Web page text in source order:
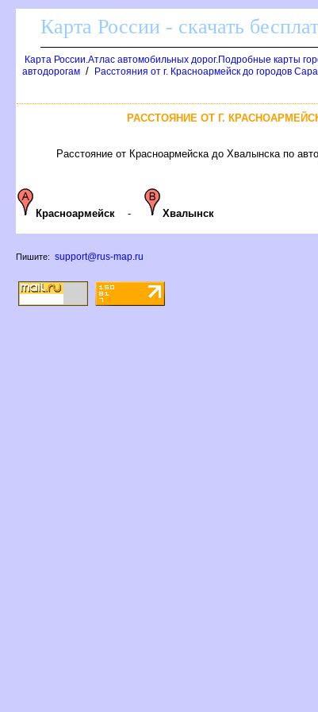
Карта России - скачать
Карта России.Атлас автомобильных дорог.Подробные карты
автодорогам / Расстояния от г. Красноармейск до городов
РАССТОЯНИЕ ОТ Г.
Расстояние от Красноармейска до Хвалынска по
Красноармейск - Хвалынск
Пишите: support@rus-map.ru